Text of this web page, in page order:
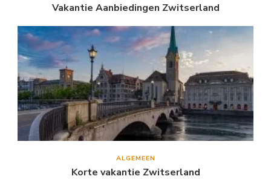
Vakantie Aanbiedingen Zwitserland
ALGEMEEN
Korte vakantie Zwitserland